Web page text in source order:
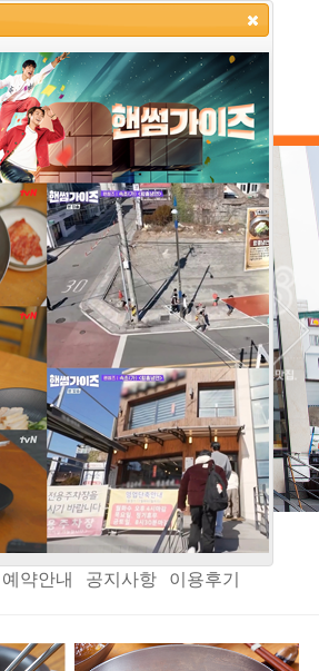
메뉴소개 음식정보
메뉴갤러리
예약안내 공지사항 이용후기